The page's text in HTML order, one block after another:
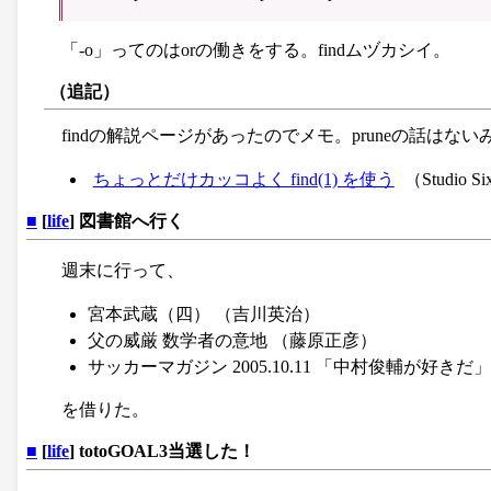
「-o」ってのはorの働きをする。findムヅカシイ。
（追記）
findの解説ページがあったのでメモ。pruneの話はない
ちょっとだけカッコよく find(1) を使う （Studio
■ [life] 図書館へ行く
週末に行って、
宮本武蔵（四） （吉川英治）
父の威厳 数学者の意地 （藤原正彦）
サッカーマガジン 2005.10.11 「中村俊輔が好きだ」
を借りた。
■ [life] totoGOAL3当選した！